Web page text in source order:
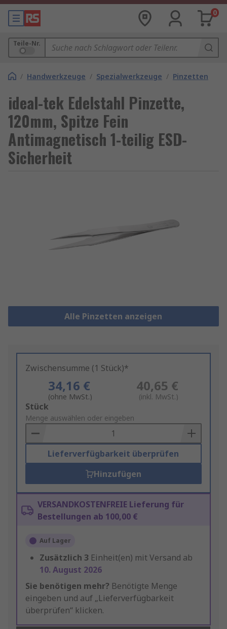
0
Teile-Nr.
/ Handwerkzeuge / Spezialwerkzeuge / Pinzetten
ideal-tek Edelstahl Pinzette,
120mm, Spitze Fein
Antimagnetisch 1-teilig ESD-
Sicherheit
Alle Pinzetten anzeigen
Zwischensumme (1 Stück)*
34,16 €
(ohne MwSt.)
40,65 €
(inkl. MwSt.)
Add
to
Basket
Stück
Menge auswählen oder eingeben
Lieferverfügbarkeit überprüfen
Hinzufügen
VERSANDKOSTENFREIE Lieferung für
Bestellungen ab 100,00 €
Auf Lager
Zusätzlich 3 Einheit(en) mit Versand ab
10. August 2026
Sie benötigen mehr? Benötigte Menge
eingeben und auf „Lieferverfügbarkeit
überprüfen“ klicken.